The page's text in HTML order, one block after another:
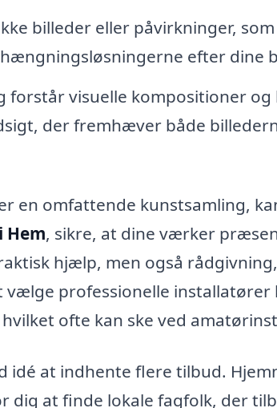
billeder eller påvirkninger, som
efter dine
forstår visuelle kompositioner og
der fremhæver både
en omfattende kunstsamling,
, sikre, at dine værker
hjælp, men også
professionelle installatører
ofte kan ske ved
idé at indhente flere tilbud.
dig at finde lokale fagfolk, der